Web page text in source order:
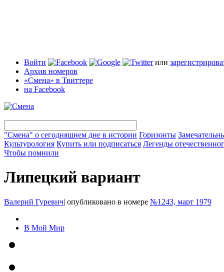
Войти или
Архив номеров
«Смена» в Твиттере
на Facebook
"Смена" о сегодняшнем дне в истории Горизонты
Культурология Купить или подписаться Легенды
Чтобы помнили
Липецкий вариант
Валерий Гуревич| опубликовано в номере №1243, март 1979
В Мой Мир